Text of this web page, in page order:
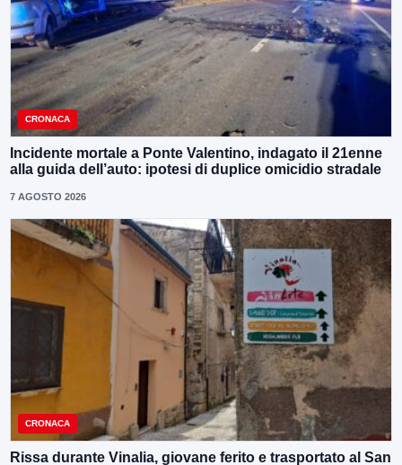
CRONACA
Incidente mortale a Ponte Valentino, indagato il 21enne
alla guida dell’auto: ipotesi di duplice omicidio stradale
7 AGOSTO 2026
CRONACA
Rissa durante Vinalia, giovane ferito e trasportato al San